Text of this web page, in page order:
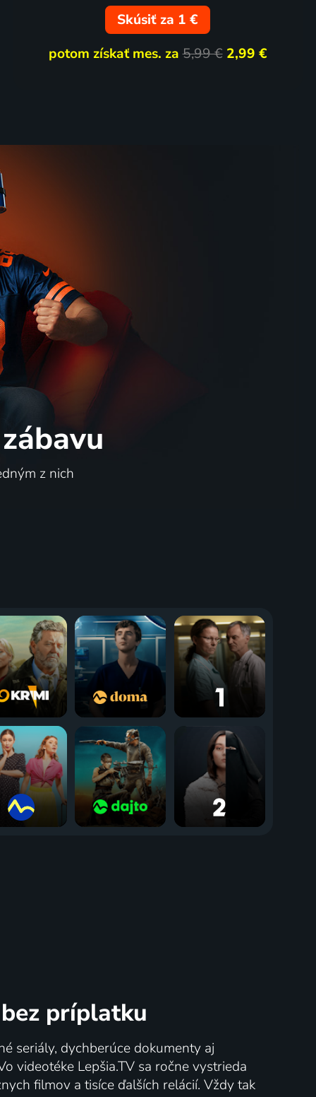
Skúsiť za 1 €
potom získať mes. za5,99 € 2,99 €
z nich
bez príplatku
seriály, dychberúce dokumenty aj
videotéke Lepšia.TV sa ročne vystrieda
filmov a tisíce ďalších relácií. Vždy tak